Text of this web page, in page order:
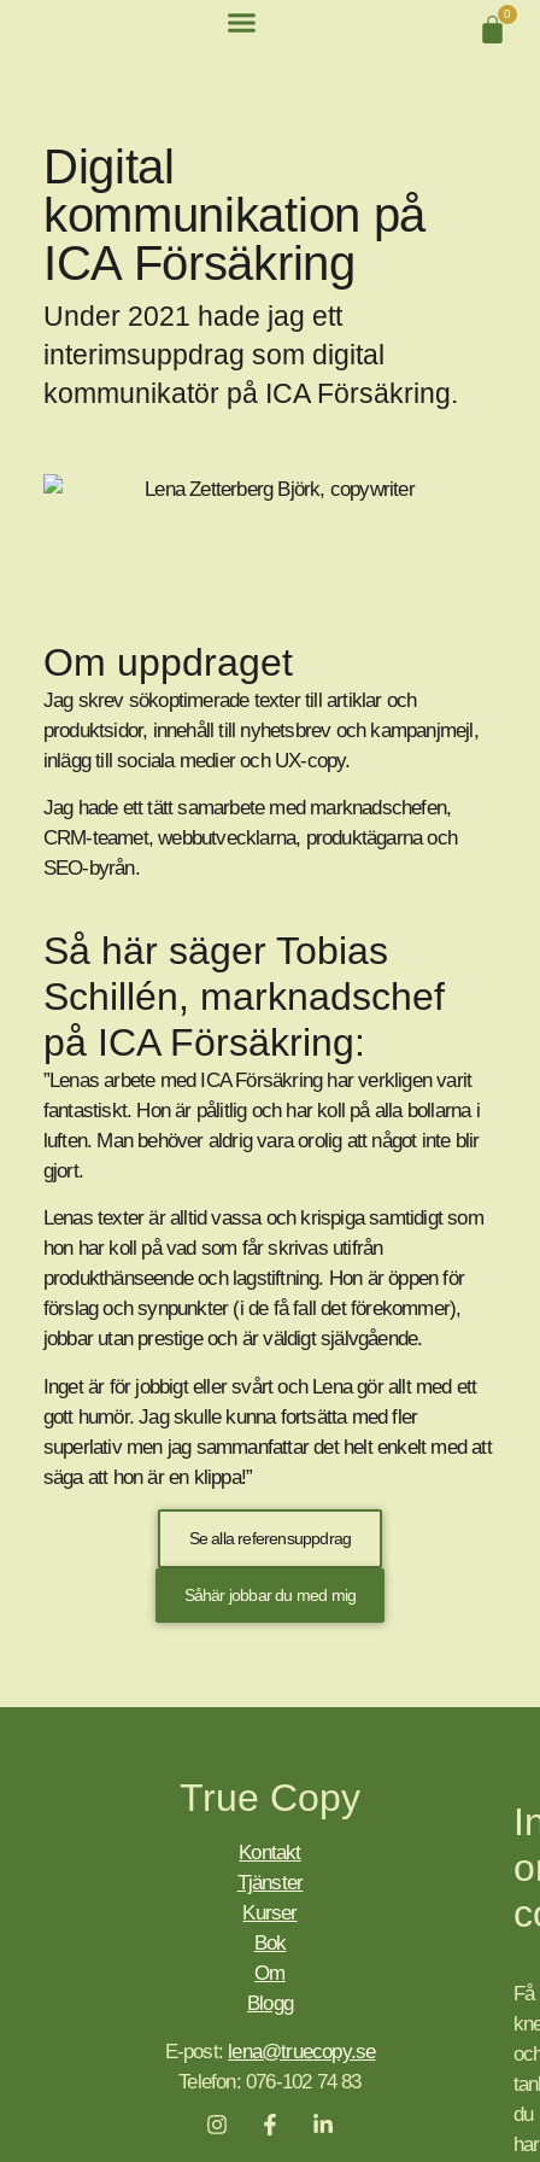
0
Digital
kommunikation på
ICA Försäkring
Under 2021 hade jag ett
interimsuppdrag som digital
kommunikatör på ICA Försäkring.
Om uppdraget
Jag skrev sökoptimerade texter till artiklar och
produktsidor, innehåll till nyhetsbrev och kampanjmejl,
inlägg till sociala medier och UX-copy.
Jag hade ett tätt samarbete med marknadschefen,
CRM-teamet, webbutvecklarna, produktägarna och
SEO-byrån.
Så här säger Tobias
Schillén, marknadschef
på ICA Försäkring:
”Lenas arbete med ICA Försäkring har verkligen varit
fantastiskt. Hon är pålitlig och har koll på alla bollarna i
luften. Man behöver aldrig vara orolig att något inte blir
gjort.
Lenas texter är alltid vassa och krispiga samtidigt som
hon har koll på vad som får skrivas utifrån
produkthänseende och lagstiftning. Hon är öppen för
förslag och synpunkter (i de få fall det förekommer),
jobbar utan prestige och är väldigt självgående.
Inget är för jobbigt eller svårt och Lena gör allt med ett
gott humör. Jag skulle kunna fortsätta med fler
superlativ men jag sammanfattar det helt enkelt med att
säga att hon är en klippa!”
Se alla referensuppdrag
Såhär jobbar du med mig
True Copy
Kontakt
Tjänster
Kurser
Bok
Om
Blogg
E-post: lena@truecopy.se
Telefon: 076-102 74 83
Få
du
har